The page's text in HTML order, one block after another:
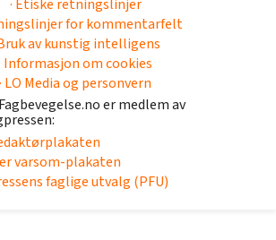
· Etiske retningslinjer
for kommentarfelt
av kunstig intelligens
Informasjon om cookies
· LO Media og personvern
er medlem av
varsom-plakaten
faglige utvalg (PFU)